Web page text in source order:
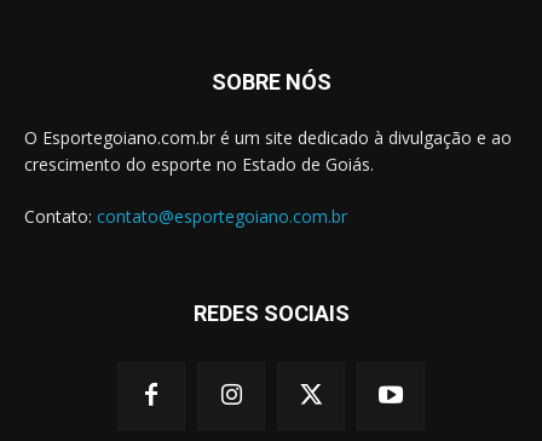
SOBRE NÓS
O Esportegoiano.com.br é um site dedicado à divulgação e ao
crescimento do esporte no Estado de Goiás.
Contato: contato@esportegoiano.com.br
REDES SOCIAIS